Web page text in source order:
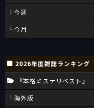
今週
今月
2026年度雑誌ランキング
『本格ミステリベスト』
海外版